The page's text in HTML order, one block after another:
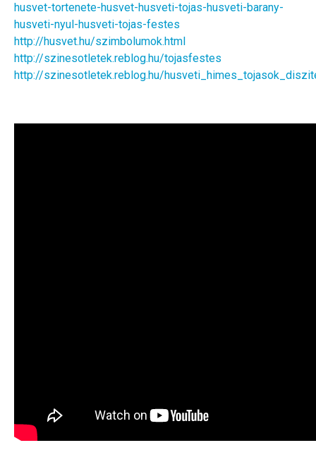
husvet-tortenete-husvet-husveti-tojas-husveti-barany-
husveti-nyul-husveti-tojas-festes
http://husvet.hu/szimbolumok.html
http://szinesotletek.reblog.hu/tojasfestes
http://szinesotletek.reblog.hu/